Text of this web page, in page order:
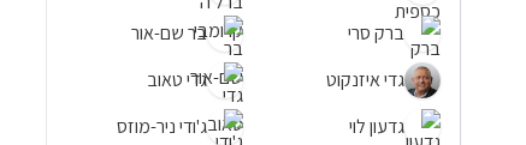
ברק סרי
בר שם-אור
גדי איזנקוט
גדי טאוב
גדעון לוי
ג'ודי ניר-מוזס